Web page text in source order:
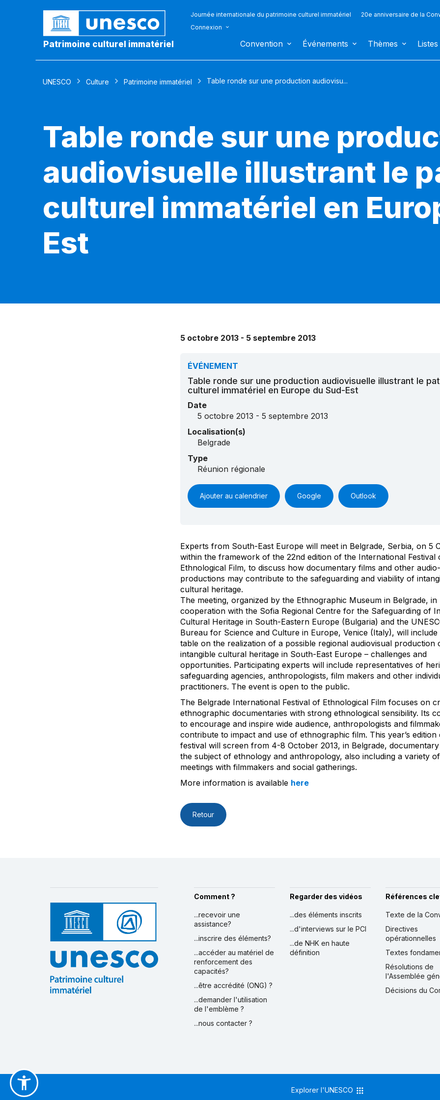
Patrimoine culturel immatériel
Journée internationale du patrimoine culturel immatériel 20e anniversaire de la
Connexion
Convention Événements Thèmes Listes
UNESCO Culture Patrimoine immatériel Table ronde sur une production audiovisu...
Table ronde sur une
audiovisuelle illustrant le
culturel immatériel en
Est
5 octobre 2013 - 5 septembre 2013
ÉVÉNEMENT
Table ronde sur une production audiovisuelle illustrant le
culturel immatériel en Europe du Sud-Est
Date
5 octobre 2013 - 5 septembre 2013
Localisation(s)
Belgrade
Type
Réunion régionale
Ajouter au calendrier Google Outlook
Experts from South-East Europe will meet in Belgrade, Serbia, on 5
within the framework of the 22nd edition of the International Festival
Ethnological Film, to discuss how documentary films and other
productions may contribute to the safeguarding and viability of
cultural heritage.
The meeting, organized by the Ethnographic Museum in Belgrade, in
cooperation with the Sofia Regional Centre for the Safeguarding of
Cultural Heritage in South-Eastern Europe (Bulgaria) and the
Bureau for Science and Culture in Europe, Venice (Italy), will
table on the realization of a possible regional audiovisual production
intangible cultural heritage in South-East Europe – challenges and
opportunities. Participating experts will include representatives of
safeguarding agencies, anthropologists, film makers and other
practitioners. The event is open to the public.
The Belgrade International Festival of Ethnological Film focuses on
ethnographic documentaries with strong ethnological sensibility. Its
to encourage and inspire wide audience, anthropologists and
contribute to impact and use of ethnographic film. This year’s edition
festival will screen from 4-8 October 2013, in Belgrade,
the subject of ethnology and anthropology, also including a variety
meetings with filmmakers and social gatherings.
More information is available here
Retour
Comment ?
...recevoir une
assistance?
...inscrire des éléments?
...accéder au matériel de
renforcement des
capacités?
...être accrédité (ONG) ?
...demander l'utilisation
de l'emblème ?
...nous contacter ?
Regarder des vidéos
...des éléments inscrits
...d'interviews sur le PCI
...de NHK en haute
définition
Références
Texte de la
Directives
opérationnelles
Textes
Résolutions de
l'Assemblée
Décisions du
Explorer l'UNESCO